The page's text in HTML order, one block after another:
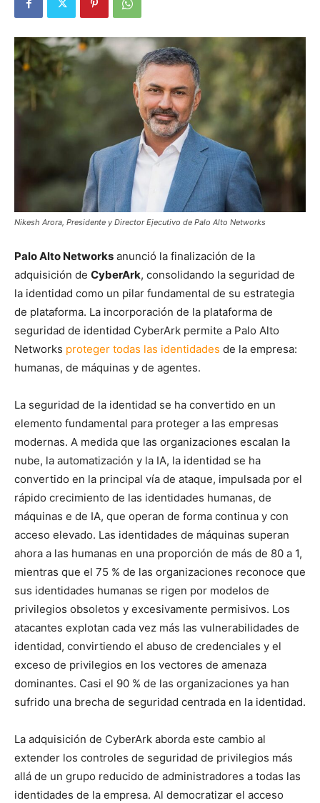
Nikesh Arora, Presidente y Director Ejecutivo de Palo Alto Networks
Palo Alto Networks anunció la finalización de la
adquisición de CyberArk, consolidando la seguridad de
la identidad como un pilar fundamental de su estrategia
de plataforma. La incorporación de la plataforma de
seguridad de identidad CyberArk permite a Palo Alto
Networks proteger todas las identidades de la empresa:
humanas, de máquinas y de agentes.
La seguridad de la identidad se ha convertido en un
elemento fundamental para proteger a las empresas
modernas. A medida que las organizaciones escalan la
nube, la automatización y la IA, la identidad se ha
convertido en la principal vía de ataque, impulsada por el
rápido crecimiento de las identidades humanas, de
máquinas e de IA, que operan de forma continua y con
acceso elevado. Las identidades de máquinas superan
ahora a las humanas en una proporción de más de 80 a 1,
mientras que el 75 % de las organizaciones reconoce que
sus identidades humanas se rigen por modelos de
privilegios obsoletos y excesivamente permisivos. Los
atacantes explotan cada vez más las vulnerabilidades de
identidad, convirtiendo el abuso de credenciales y el
exceso de privilegios en los vectores de amenaza
dominantes. Casi el 90 % de las organizaciones ya han
sufrido una brecha de seguridad centrada en la identidad.
La adquisición de CyberArk aborda este cambio al
extender los controles de seguridad de privilegios más
allá de un grupo reducido de administradores a todas las
identidades de la empresa. Al democratizar el acceso